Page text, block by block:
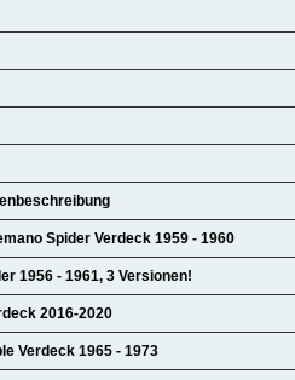
Spider Verdeck 1959 - 1960
1956 - 1961, 3 Versionen!
2016-2020
Verdeck 1965 - 1973